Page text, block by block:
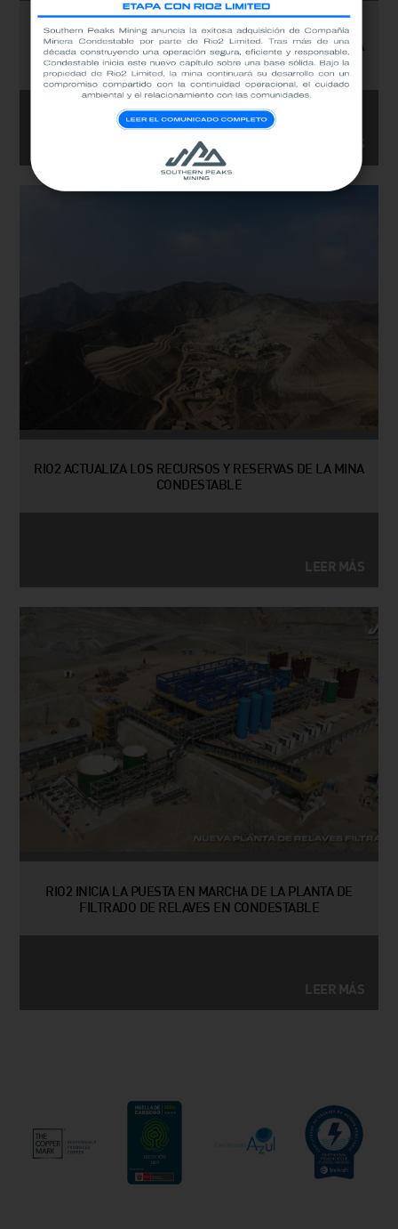
MINA CONDESTABLE OBTIENE LA TERCERA ESTRELLA
DE HUELLA DE CARBONO PERÚ POR SUS AVANCES EN LA
REDUCCIÓN DE EMISIONES
RIO2 ACTUALIZA LOS RECURSOS Y RESERVAS DE LA MINA
CONDESTABLE
LEER MÁS
RIO2 INICIA LA PUESTA EN MARCHA DE LA PLANTA DE
FILTRADO DE RELAVES EN CONDESTABLE
LEER MÁS